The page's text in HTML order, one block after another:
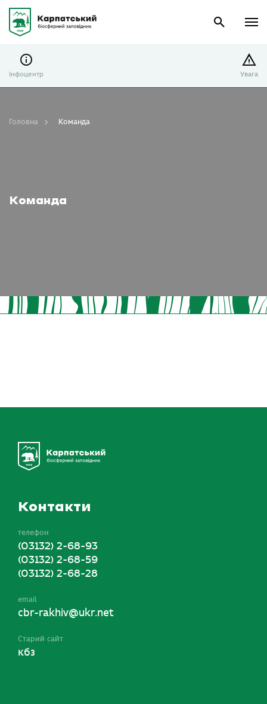
Інфоцентр Увага
Команда
Головна Команда
Контакти
телефон
(03132) 2-68-93
(03132) 2-68-59
(03132) 2-68-28
email
cbr-rakhiv@ukr.net
Старий сайт
кбз